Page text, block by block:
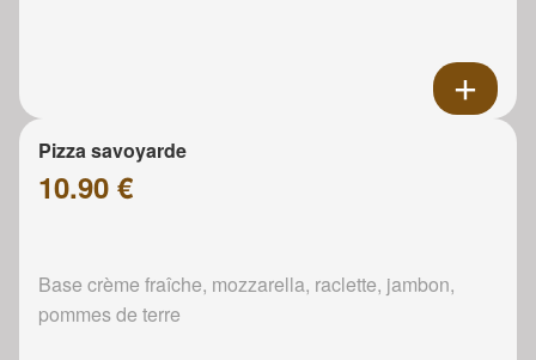
Pizza savoyarde
10.90 €
Base crème fraîche, mozzarella, raclette, jambon,
pommes de terre